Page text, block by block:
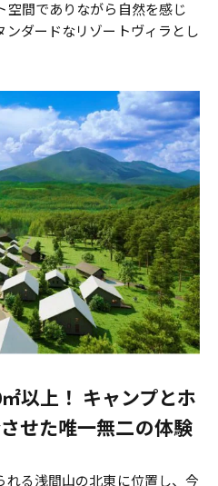
空間でありながら自然を感じ
ンダードなリゾートヴィラとし
以上！ キャンプとホ
せた唯一無二の体験
れる浅間山の北東に位置し、今